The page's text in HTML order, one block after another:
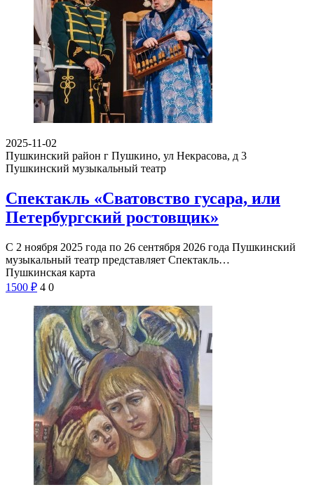
2025-11-02
Пушкинский район г Пушкино, ул Некрасова, д 3
Пушкинский музыкальный театр
Спектакль «Сватовство гусара, или
Петербургский ростовщик»
С 2 ноября 2025 года по 26 сентября 2026 года Пушкинский
музыкальный театр представляет Спектакль…
Пушкинская карта
1500 ₽ 4 0